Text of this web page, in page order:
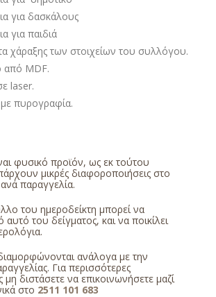
για δασκάλους
για παιδιά
χάραξης των στοιχείων του συλλόγου.
από MDF.
laser.
πυρογραφία.
φυσικό προϊόν, ως εκ τούτου
μικρές διαφοροποιήσεις στο
παραγγελία.
του ημεροδείκτη μπορεί να
αυτό του δείγματος, και να ποικίλει
ανάλογα με την
Για περισσότερες
μη διστάσετε να επικοινωνήσετε μαζί
στο 2511 101 683